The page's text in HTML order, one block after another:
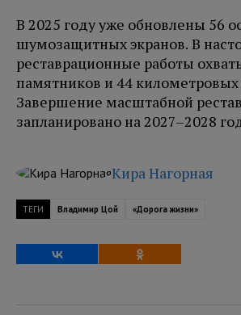
В 2025 году уже обновлены 56
шумозащитных экранов. В
реставрационные работы
памятников и 44 километровых
Завершение масштабной
запланировано на 2027–2028
Кира Нагорная
ТЕГИ Владимир Цой «Дорога жизни»